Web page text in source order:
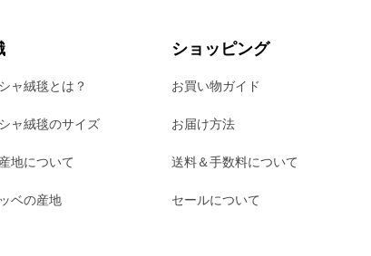
ャ絨毯とは？
ャ絨毯のサイズ
地について
ベの産地
ショッピング
お買い物ガイド
お届け方法
送料＆手数料について
セールについて